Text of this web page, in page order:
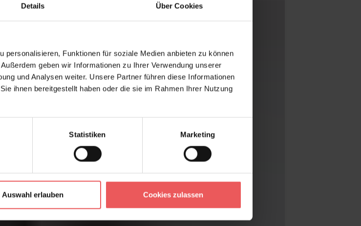
Details Über Cookies
personalisieren, Funktionen für soziale Medien anbieten zu können
geben wir Informationen zu Ihrer Verwendung unserer
und Analysen weiter. Unsere Partner führen diese Informationen
ihnen bereitgestellt haben oder die sie im Rahmen Ihrer Nutzung
Statistiken Marketing
Auswahl erlauben Cookies zulassen